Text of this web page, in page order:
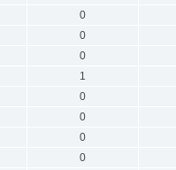
0
0
0
1
0
0
0
0